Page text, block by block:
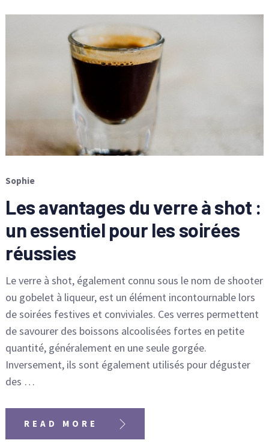
Sophie
Les avantages du verre à shot :
un essentiel pour les soirées
réussies
Le verre à shot, également connu sous le nom de shooter
ou gobelet à liqueur, est un élément incontournable lors
de soirées festives et conviviales. Ces verres permettent
de savourer des boissons alcoolisées fortes en petite
quantité, généralement en une seule gorgée.
Inversement, ils sont également utilisés pour déguster
des …
READ MORE